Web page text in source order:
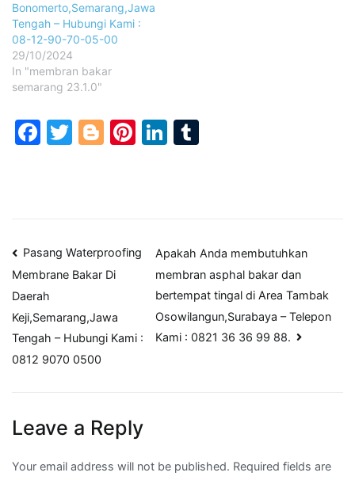
Bonomerto,Semarang,Jawa
Tengah – Hubungi Kami :
08-12-90-70-05-00
29/10/2024
In "membran bakar
semarang 23.1.0"
Facebook
Twitter
Blogger
Pinterest
LinkedIn
Post
navigation
Pasang Waterproofing
Membrane Bakar Di
Daerah
Keji,Semarang,Jawa
Tengah – Hubungi Kami :
0812 9070 0500
Apakah Anda membutuhkan
membran asphal bakar dan
bertempat tingal di Area Tambak
Osowilangun,Surabaya – Telepon
Kami : 0821 36 36 99 88.
Leave a Reply
Your email address will not be published. Required fields are